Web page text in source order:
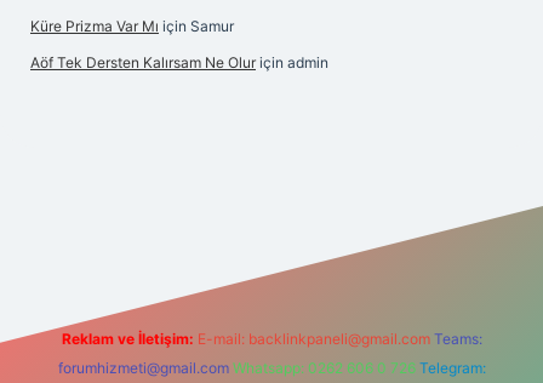
Küre Prizma Var Mı için Samur
Aöf Tek Dersten Kalırsam Ne Olur için admin
Reklam ve İletişim: E-mail: backlinkpaneli@gmail.com Teams:
forumhizmeti@gmail.com Whatsapp: 0262 606 0 726 Telegram: